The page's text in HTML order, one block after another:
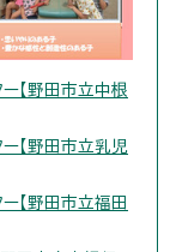
【野田市立中根
【野田市立乳児
【野田市立福田